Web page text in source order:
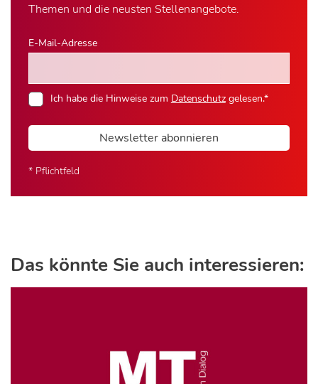
Themen und die neusten Stellenangebote.
E-Mail-Adresse
Ich habe die Hinweise zum Datenschutzgelesen.*
Newsletter abonnieren
* Pflichtfeld
Das könnte Sie auch interessieren: